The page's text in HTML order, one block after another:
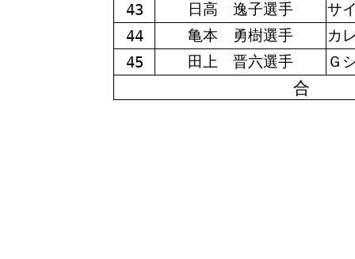
43
日高 逸子選手
サ
44
亀本 勇樹選手
カ
45
田上 晋六選手 Ｇ
合